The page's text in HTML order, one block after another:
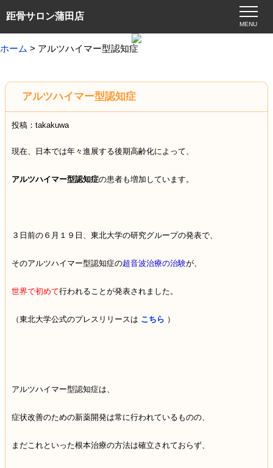
距骨サロン蒲田店
MENU
ホーム > アルツハイマー型認知症
アルツハイマー型認知症
投稿：takakuwa
現在、日本では年々進展する後期高齢化によって、
アルツハイマー型認知症の患者も増加しています。
３日前の６月１９日、東北大学の研究グループの発表で、
そのアルツハイマー型認知症の超音波治療の治験が、
世界で初めて行われることが発表されました。
（東北大学公式のプレスリリースは こちら ）
アルツハイマー型認知症は、
症状改善のための新薬開発は常に行われているものの、
まだこれといった根本治療の方法は確立されておらず、